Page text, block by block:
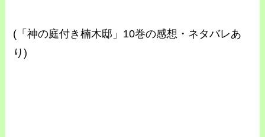
(「神の庭付き楠木邸」10巻の感想・ネタバレあ
り)